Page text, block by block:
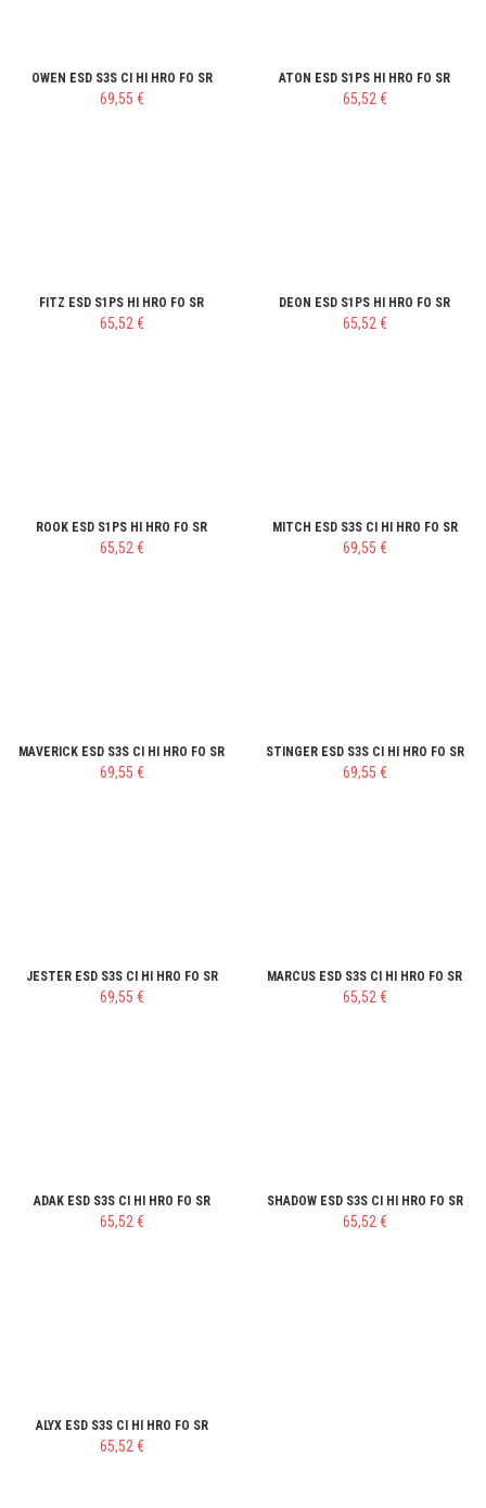
OWEN ESD S3S CI HI HRO FO SR
69,55 €
ATON ESD S1PS HI HRO FO SR
65,52 €
FITZ ESD S1PS HI HRO FO SR
65,52 €
DEON ESD S1PS HI HRO FO SR
65,52 €
ROOK ESD S1PS HI HRO FO SR
65,52 €
MITCH ESD S3S CI HI HRO FO SR
69,55 €
MAVERICK ESD S3S CI HI HRO FO SR
69,55 €
STINGER ESD S3S CI HI HRO FO SR
69,55 €
JESTER ESD S3S CI HI HRO FO SR
69,55 €
MARCUS ESD S3S CI HI HRO FO SR
65,52 €
ADAK ESD S3S CI HI HRO FO SR
65,52 €
SHADOW ESD S3S CI HI HRO FO SR
65,52 €
ALYX ESD S3S CI HI HRO FO SR
65,52 €